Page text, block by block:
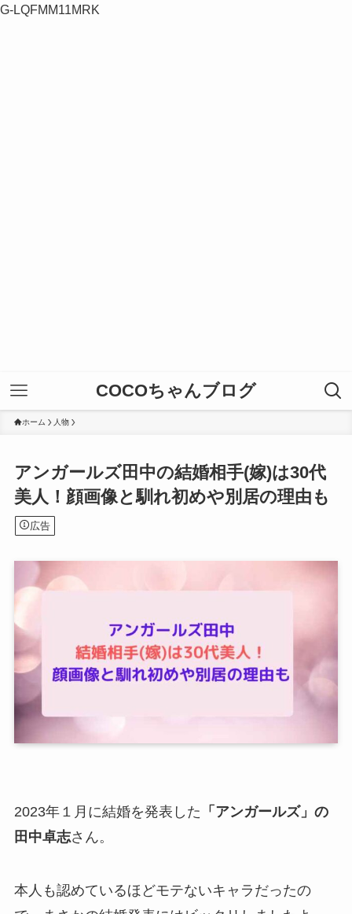
G-LQFMM11MRK
COCOちゃんブログ
ホーム 人物
アンガールズ田中の結婚相手(嫁)は30代
美人！顔画像と馴れ初めや別居の理由も
広告
2023年１月に結婚を発表した 「アンガールズ」の
田中卓志さん。
本人も認めているほどモテないキャラだったの